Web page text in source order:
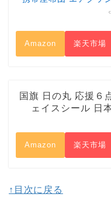
Amazon 楽天市場
国旗 日の丸 応援６
ェイスシール 日
Amazon 楽天市場
↑目次に戻る